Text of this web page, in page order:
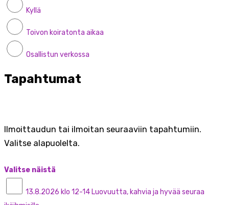
Kyllä
Toivon koiratonta aikaa
Osallistun verkossa
Tapahtumat
Ilmoittaudun tai ilmoitan seuraaviin tapahtumiin.
Valitse alapuolelta.
Valitse näistä
13.8.2026 klo 12-14 Luovuutta, kahvia ja hyvää seuraa